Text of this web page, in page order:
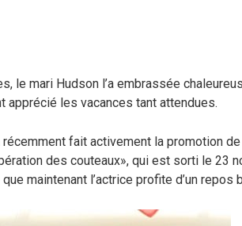
le mari Hudson l’a embrassée
apprécié les vacances tant attendues.
fait activement la promotion
des couteaux», qui est sorti le 23
maintenant l’actrice profite d’un repos